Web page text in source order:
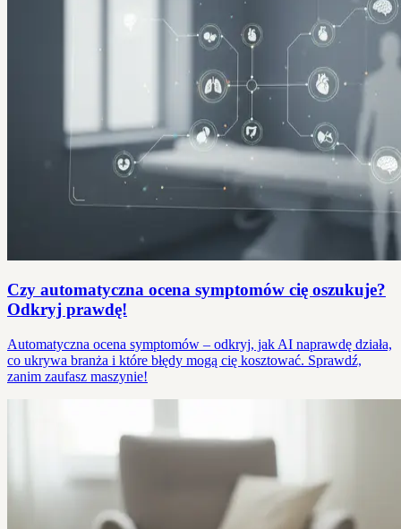
Czy automatyczna ocena symptomów cię oszukuje?
Odkryj prawdę!
Automatyczna ocena symptomów – odkryj, jak AI naprawdę działa,
co ukrywa branża i które błędy mogą cię kosztować. Sprawdź,
zanim zaufasz maszynie!